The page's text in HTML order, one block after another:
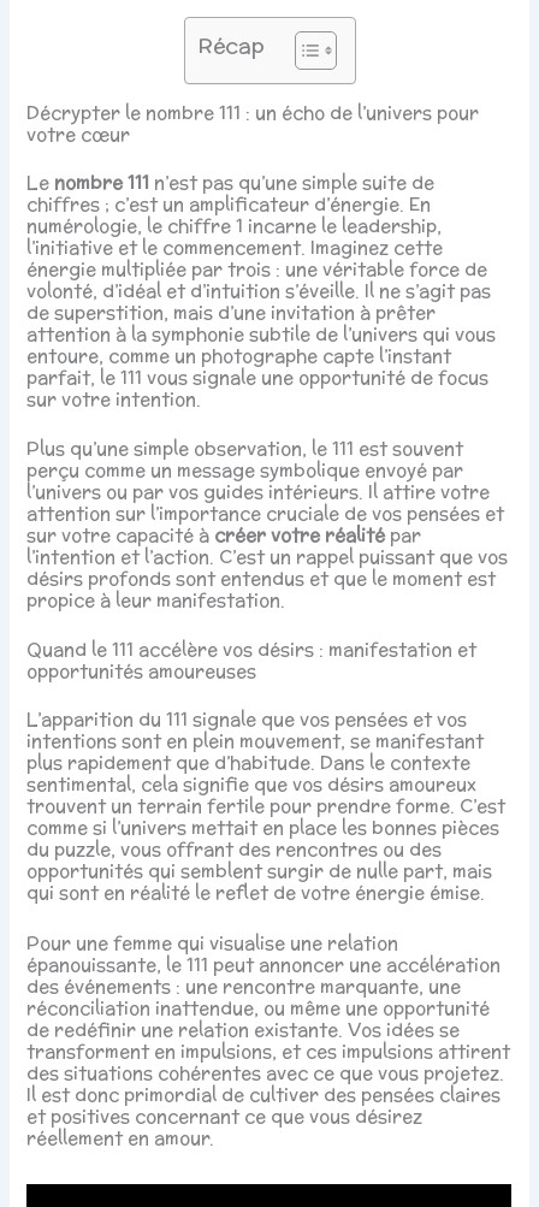
Récap
Décrypter le nombre 111 : un écho de l’univers pour
votre cœur
Le nombre 111 n’est pas qu’une simple suite de
chiffres ; c’est un amplificateur d’énergie. En
numérologie, le chiffre 1 incarne le leadership,
l’initiative et le commencement. Imaginez cette
énergie multipliée par trois : une véritable force de
volonté, d’idéal et d’intuition s’éveille. Il ne s’agit pas
de superstition, mais d’une invitation à prêter
attention à la symphonie subtile de l’univers qui vous
entoure, comme un photographe capte l’instant
parfait, le 111 vous signale une opportunité de focus
sur votre intention.
Plus qu’une simple observation, le 111 est souvent
perçu comme un message symbolique envoyé par
l’univers ou par vos guides intérieurs. Il attire votre
attention sur l’importance cruciale de vos pensées et
sur votre capacité à créer votre réalitépar
l’intention et l’action. C’est un rappel puissant que vos
désirs profonds sont entendus et que le moment est
propice à leur manifestation.
Quand le 111 accélère vos désirs : manifestation et
opportunités amoureuses
L’apparition du 111 signale que vos pensées et vos
intentions sont en plein mouvement, se manifestant
plus rapidement que d’habitude. Dans le contexte
sentimental, cela signifie que vos désirs amoureux
trouvent un terrain fertile pour prendre forme. C’est
comme si l’univers mettait en place les bonnes pièces
du puzzle, vous offrant des rencontres ou des
opportunités qui semblent surgir de nulle part, mais
qui sont en réalité le reflet de votre énergie émise.
Pour une femme qui visualise une relation
épanouissante, le 111 peut annoncer une accélération
des événements : une rencontre marquante, une
réconciliation inattendue, ou même une opportunité
de redéfinir une relation existante. Vos idées se
transforment en impulsions, et ces impulsions attirent
des situations cohérentes avec ce que vous projetez.
Il est donc primordial de cultiver des pensées claires
et positives concernant ce que vous désirez
réellement en amour.